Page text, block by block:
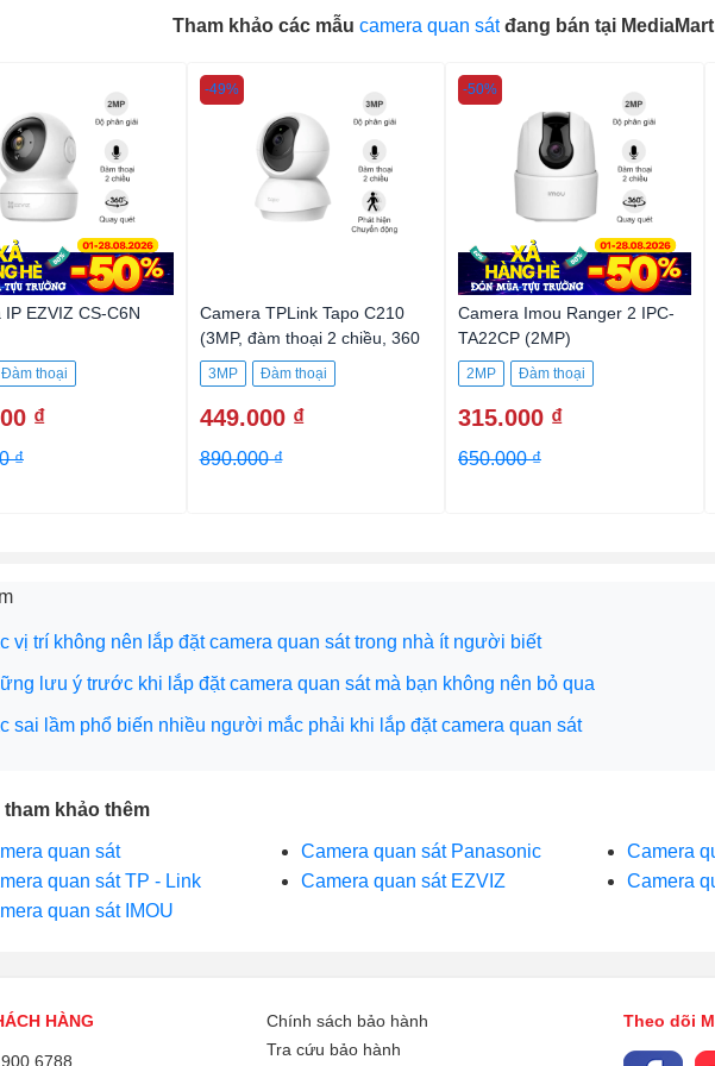
Tham khảo các mẫu camera quan sát đang bán tại MediaMart
IP EZVIZ CS-C6N
Đàm thoại
₫
₫
Camera TPLink Tapo C210
(3MP, đàm thoại 2 chiều, 360
độ, full HD)
3MP Đàm thoại
449.000 ₫
890.000 ₫
-49%
Camera Imou Ranger 2 IPC-
TA22CP (2MP)
2MP Đàm thoại
315.000 ₫
650.000 ₫
-50%
vị trí không nên lắp đặt camera quan sát trong nhà ít người biết
lưu ý trước khi lắp đặt camera quan sát mà bạn không nên bỏ qua
sai lầm phổ biến nhiều người mắc phải khi lắp đặt camera quan sát
tham khảo thêm
quan sát Camera quan sát Panasonic
Camera
quan sát TP - Link
Camera quan sát EZVIZ
Camera
quan sát IMOU
HÀNG
6788
Chính sách bảo hành
Tra cứu bảo hành
Theo dõi